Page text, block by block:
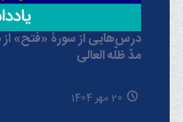
درس‌هایی از سورۀ «فتح» از
مدّ ظلّه العالی
20 مهر 1404